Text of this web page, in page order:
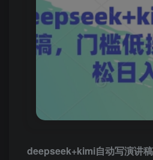
deepseek+kimi自动写演讲